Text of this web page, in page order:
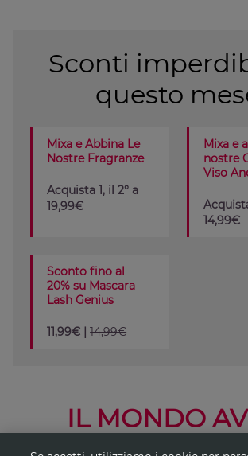
Sconti
questo
Mixa e Abbina Le
Nostre Fragranze
Acquista 1, il 2° a
19,99€
Mixa e
nostre
Viso
14,99€
Sconto fino al
20% su Mascara
Lash Genius
11,99€ |14,99€
IL MONDO